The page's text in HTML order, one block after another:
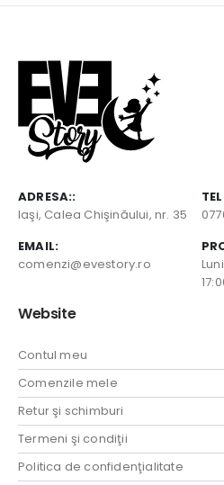
ADRESA::
Iaşi, Calea Chişinăului, nr. 35
EMAIL:
comenzi@evestory.ro
Website
Contul meu
Comenzile mele
Retur şi schimburi
Termeni şi condiţii
Politica de confidenţialitate